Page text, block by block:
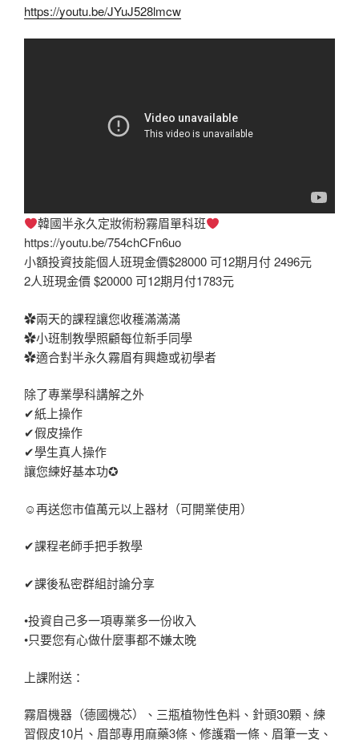
https://youtu.be/JYuJ528lmcw
韓國半永久定妝術粉霧眉單科班
https://youtu.be/754chCFn6uo
小額投資技能個人班現金價$28000 可12期月付 2496元
2人班現金價 $20000 可12期月付1783元
✿兩天的課程讓您收穫滿滿滿
✿小班制教學照顧每位新手同學
✿適合對半永久霧眉有興趣或初學者
除了專業學科講解之外
✔紙上操作
✔假皮操作
✔學生真人操作
讓您練好基本功✪
☺再送您市值萬元以上器材（可開業使用）
✔課程老師手把手教學
✔課後私密群組討論分享
•投資自己多一項專業多一份收入
•只要您有心做什麼事都不嫌太晚
上課附送：
霧眉機器（德國機芯）、三瓶植物性色料、針頭30顆、練
習假皮10片、眉部專用麻藥3條、修護霜一條、眉筆一支、